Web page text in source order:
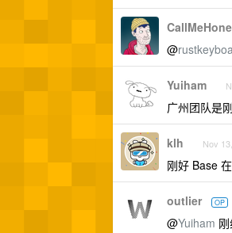
@
Yuiham
广州团队是
klh Nov
刚好 Base
outlier OP
@Yuiham